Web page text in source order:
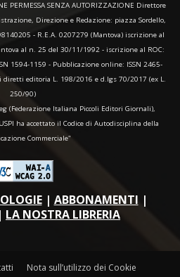
PERMESSA SENZA AUTORIZZAZIONE Direttore
Direzione e Redazione: piazza Sordello,
- R.E.A. 0207279 (Mantova) iscrizione al
al n. 25 del 30/11/1992 - iscrizione al ROC:
1594-1159 - Pubblicazione online: ISSN 2465-
editoria L. 198/2016 e d.lgs 70/2017 (ex L.
250/90)
(Federazione Italiana Piccoli Editori Giornali),
ha accettato il Codice di Autodisciplina della
Commerciale"
| ABBONAMENTI |
| LA NOSTRA LIBRERIA
Nota sull’utilizzo dei Cookie